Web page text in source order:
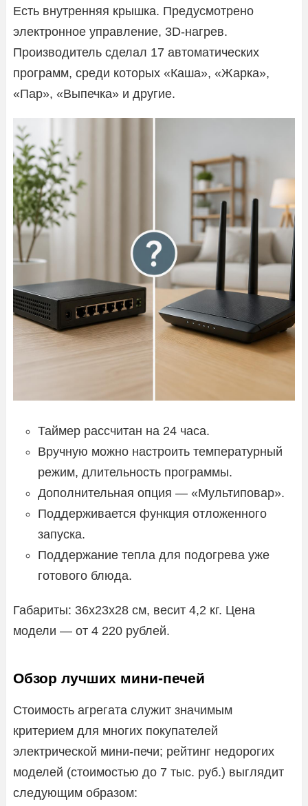
Есть внутренняя крышка. Предусмотрено
электронное управление, 3D-нагрев.
Производитель сделал 17 автоматических
программ, среди которых «Каша», «Жарка»,
«Пар», «Выпечка» и другие.
Таймер рассчитан на 24 часа.
Вручную можно настроить температурный
режим, длительность программы.
Дополнительная опция — «Мультиповар».
Поддерживается функция отложенного
запуска.
Поддержание тепла для подогрева уже
готового блюда.
Габариты: 36х23х28 см, весит 4,2 кг. Цена
модели — от 4 220 рублей.
Обзор лучших мини-печей
Стоимость агрегата служит значимым
критерием для многих покупателей
электрической мини-печи; рейтинг недорогих
моделей (стоимостью до 7 тыс. руб.) выглядит
следующим образом: